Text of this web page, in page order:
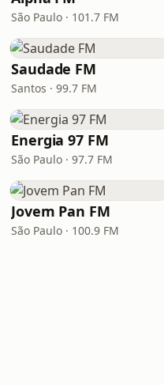
São Paulo · 101.7 FM
Saudade FM
Santos · 99.7 FM
Energia 97 FM
São Paulo · 97.7 FM
Jovem Pan FM
São Paulo · 100.9 FM